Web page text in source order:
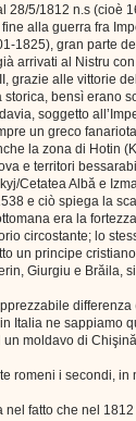
28/5/1812 n.s (cioè
alla guerra fra
1825), gran parte
arrivati al Nistru
grazie alle vittorie
bensì erano
soggetto
un greco
la zona di Hotin
e territori
Cetatea Albă e
e ciò spiega la
era la
circostante; lo
un principe
Giurgiu e Brăila,
Italia ne sappiamo
moldavo di
romeni i secondi, in
fatto che nel